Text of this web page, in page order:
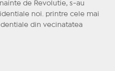
de Revolutie, s-au
noi. printre cele mai
din vecinatatea